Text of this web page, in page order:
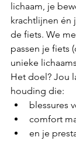
lichaam, je
krachtlijnen
de fiets. We
passen je fiets
unieke
Het doel? Jou
houding die:
blessures
comfort
en je